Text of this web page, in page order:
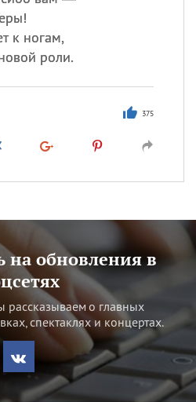
к ногам,
роли.
375
обновления в
о главных
спектаклях и концертах.